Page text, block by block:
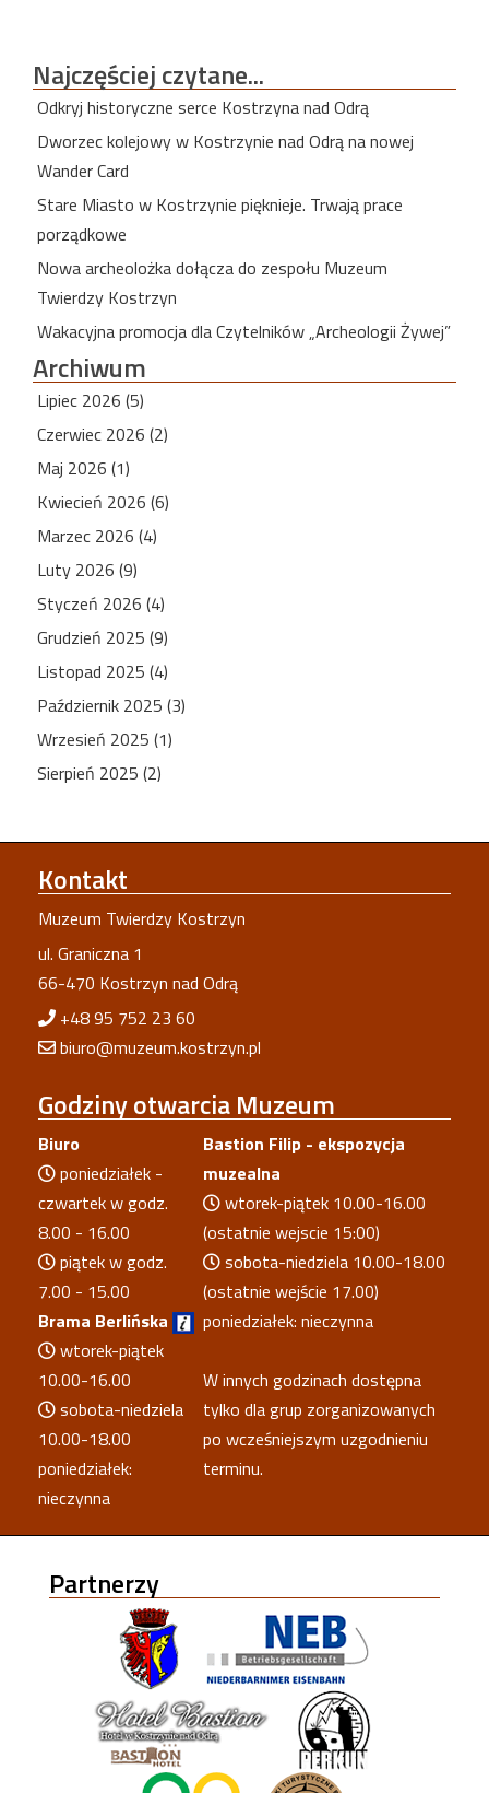
Najczęściejczytane...
Odkryj historyczne serce Kostrzyna nad Odrą
Dworzec kolejowy w Kostrzynie nad Odrą na nowej
Wander Card
Stare Miasto w Kostrzynie pięknieje. Trwają prace
porządkowe
Nowa archeolożka dołącza do zespołu Muzeum
Twierdzy Kostrzyn
Wakacyjna promocja dla Czytelników „Archeologii Żywej”
Archiwum
Lipiec 2026 (5)
Czerwiec 2026 (2)
Maj 2026 (1)
Kwiecień 2026 (6)
Marzec 2026 (4)
Luty 2026 (9)
Styczeń 2026 (4)
Grudzień 2025 (9)
Listopad 2025 (4)
Październik 2025 (3)
Wrzesień 2025 (1)
Sierpień 2025 (2)
Kontakt
Muzeum Twierdzy Kostrzyn
ul. Graniczna 1
66-470 Kostrzyn nad Odrą
+48 95 752 23 60
biuro@muzeum.kostrzyn.pl
Godzinyotwarcia Muzeum
Biuro
poniedziałek -
czwartek w godz.
8.00 - 16.00
piątek w godz.
7.00 - 15.00
Brama Berlińska
wtorek-piątek
10.00-16.00
sobota-niedziela
10.00-18.00
poniedziałek:
nieczynna
Bastion Filip - ekspozycja
muzealna
wtorek-piątek 10.00-16.00
(ostatnie wejscie 15:00)
sobota-niedziela 10.00-18.00
(ostatnie wejście 17.00)
poniedziałek: nieczynna
W innych godzinach dostępna
tylko dla grup zorganizowanych
po wcześniejszym uzgodnieniu
terminu.
Partnerzy